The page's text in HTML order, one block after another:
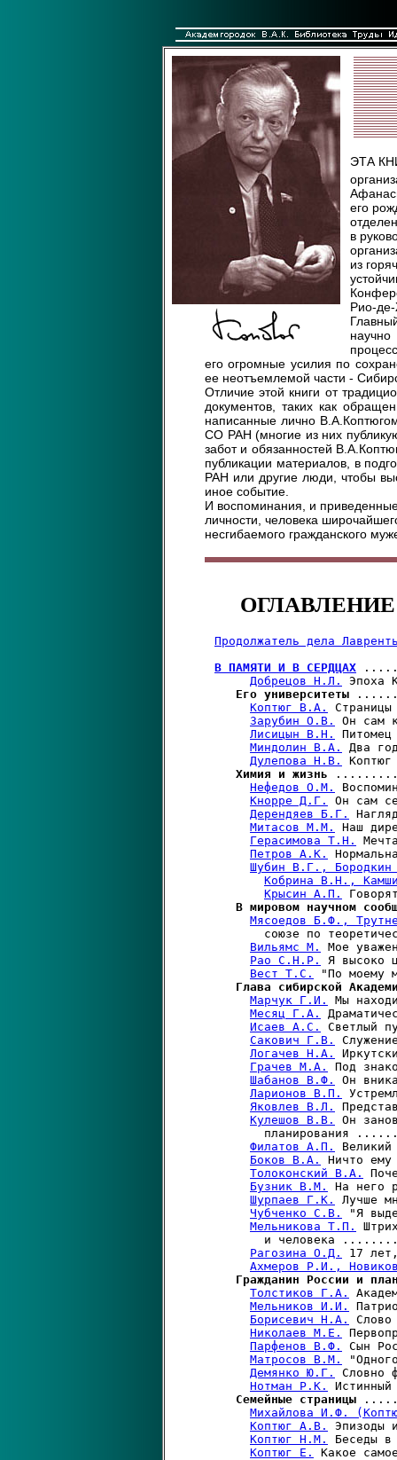
ЭТА
его
в
из
Рио-
его огромные усилия по
ее неотъемлемой части -
Отличие этой книги от
документов, таких как
написанные лично
СО РАН (многие из них
забот и обязанностей
публикации материалов, в
РАН или другие люди, чтобы
иное событие.
И воспоминания, и
личности, человека
несгибаемого гражданского
ОГЛАВЛЕНИЕ
Продолжатель дела
В ПАМЯТИ И В СЕРДЦАХ
Добрецов Н.Л.
Его университеты
Коптюг В.А.
Зарубин О.В.
Он сам
Лисицын В.Н.
Миндолин В.А.
Два
Дулепова Н.В.
Химия и жизнь
Нефедов О.М.
Кнорре Д.Г.
Он сам
Дерендяев Б.Г.
Митасов М.М.
Наш
Герасимова Т.Н.
Петров А.К.
Шубин В.Г.,
Кобрина В.Н.,
Крысин А.П.
В мировом научном
Мясоедов Б.Ф.,
союзе по
Вильямс М.
Мое
Рао С.Н.Р.
Я
Вест Т.С.
"По
Глава сибирской
Марчук Г.И.
Мы
Месяц Г.А.
Исаев А.С.
Сакович Г.В.
Логачев Н.А.
Грачев М.А.
Под
Шабанов В.Ф.
Он
Ларионов В.П.
Яковлев В.Л.
Кулешов В.В.
Он
планирования
Филатов А.П.
Боков В.А.
Ничто
Толоконский В.А.
Бузник В.М.
На
Шурпаев Г.К.
Лучше
Чубченко С.В.
"Я
Мельникова Т.П.
и человека
Рагозина О.Д.
17
Ахмеров Р.И.,
Гражданин России и
Толстиков Г.А.
Мельников И.И.
Борисевич Н.А.
Николаев М.Е.
Парфенов В.Ф.
Сын
Матросов В.М.
Демянко Ю.Г.
Нотман Р.К.
Семейные страницы
Михайлова И.Ф.
Коптюг А.В.
Коптюг Н.М.
Коптюг Е.
Какое